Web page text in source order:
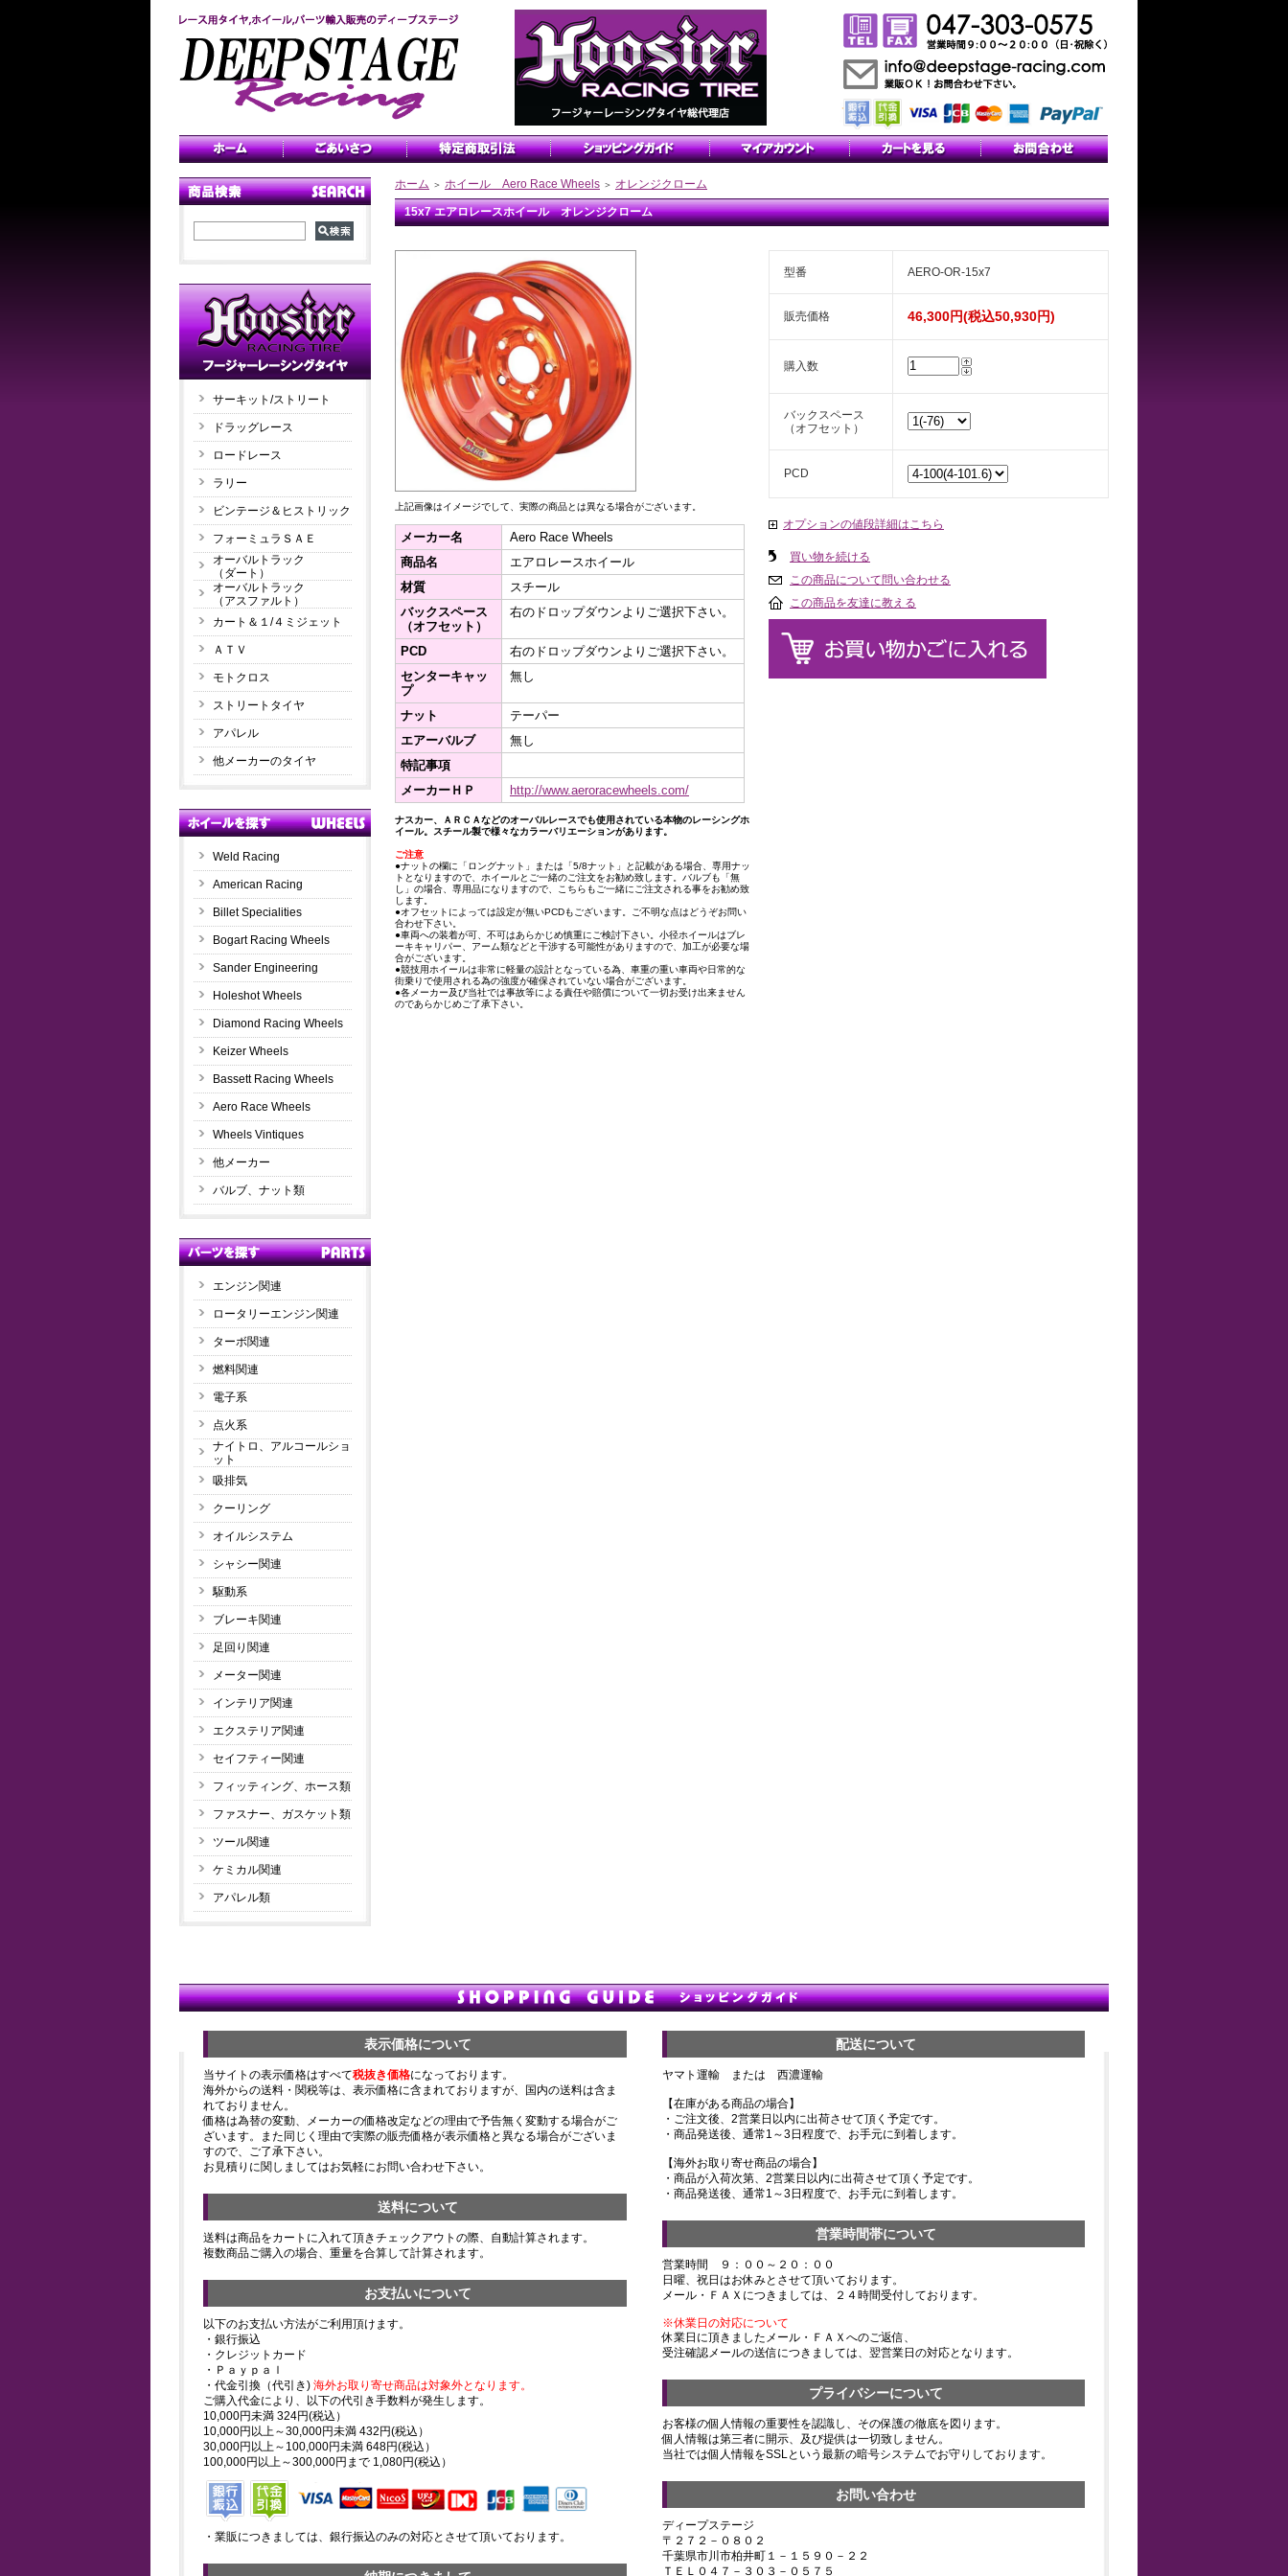
サーキット/ストリート
ドラッグレース
ロードレース
ラリー
ビンテージ＆ヒストリック
フォーミュラＳＡＥ
オーバルトラック
（ダート）
オーバルトラック
（アスファルト）
カート＆１/４ミジェット
ＡＴＶ
モトクロス
ストリートタイヤ
アパレル
他メーカーのタイヤ
Weld Racing
American Racing
Billet Specialities
Bogart Racing Wheels
Sander Engineering
Holeshot Wheels
Diamond Racing Wheels
Keizer Wheels
Bassett Racing Wheels
Aero Race Wheels
Wheels Vintiques
他メーカー
バルブ、ナット類
エンジン関連
ロータリーエンジン関連
ターボ関連
燃料関連
電子系
点火系
ナイトロ、アルコールショ
ット
吸排気
クーリング
オイルシステム
シャシー関連
駆動系
ブレーキ関連
足回り関連
メーター関連
インテリア関連
エクステリア関連
セイフティー関連
フィッティング、ホース類
ファスナー、ガスケット類
ツール関連
ケミカル関連
アパレル類
ホーム ＞ ホイール Aero Race Wheels ＞ オレンジクローム
15x7 エアロレースホイール オレンジクローム
上記画像はイメージでして、実際の商品とは異なる場合がございます。
メーカー名
Aero Race Wheels
商品名
エアロレースホイール
材質
スチール
バックスペース
（オフセット）
右のドロップダウンよりご選択下さい。
PCD
右のドロップダウンよりご選択下さい。
センターキャッ
プ
無し
ナット
テーパー
エアーバルブ
無し
特記事項
メーカーＨＰ
http://www.aeroracewheels.com/
ナスカー、ＡＲＣＡなどのオーバルレースでも使用されている本物のレーシングホ
イール。スチール製で様々なカラーバリエーションがあります。
ご注意
●ナットの欄に「ロングナット」または「5/8ナット」と記載がある場合、専用ナッ
トとなりますので、ホイールとご一緒のご注文をお勧め致します。バルブも「無
し」の場合、専用品になりますので、こちらもご一緒にご注文される事をお勧め致
します。
●オフセットによっては設定が無いPCDもございます。ご不明な点はどうぞお問い
合わせ下さい。
●車両への装着が可、不可はあらかじめ慎重にご検討下さい。小径ホイールはブレ
ーキキャリパー、アーム類などと干渉する可能性がありますので、加工が必要な場
合がございます。
●競技用ホイールは非常に軽量の設計となっている為、車重の重い車両や日常的な
街乗りで使用される為の強度が確保されていない場合がございます。
●各メーカー及び当社では事故等による責任や賠償について一切お受け出来ません
のであらかじめご了承下さい。
型番 AERO-OR-15x7
販売価格 46,300円(税込50,930円)
購入数
バックスペース
（オフセット）
PCD
オプションの値段詳細はこちら
買い物を続ける
この商品について問い合わせる
この商品を友達に教える
表示価格について
当サイトの表示価格はすべて税抜き価格になっております。
海外からの送料・関税等は、表示価格に含まれておりますが、国内の送料は含ま
れておりません。
価格は為替の変動、メーカーの価格改定などの理由で予告無く変動する場合がご
ざいます。また同じく理由で実際の販売価格が表示価格と異なる場合がございま
すので、ご了承下さい。
お見積りに関しましてはお気軽にお問い合わせ下さい。
送料について
送料は商品をカートに入れて頂きチェックアウトの際、自動計算されます。
複数商品ご購入の場合、重量を合算して計算されます。
お支払いについて
以下のお支払い方法がご利用頂けます。
・銀行振込
・クレジットカード
・Ｐａｙｐａｌ
・代金引換（代引き) 海外お取り寄せ商品は対象外となります。
ご購入代金により、以下の代引き手数料が発生します。
10,000円未満 324円(税込）
10,000円以上～30,000円未満 432円(税込）
30,000円以上～100,000円未満 648円(税込）
100,000円以上～300,000円まで 1,080円(税込）
・業販につきましては、銀行振込のみの対応とさせて頂いております。
配送について
ヤマト運輸 または 西濃運輸
【在庫がある商品の場合】
・ご注文後、2営業日以内に出荷させて頂く予定です。
・商品発送後、通常1～3日程度で、お手元に到着します。
【海外お取り寄せ商品の場合】
・商品が入荷次第、2営業日以内に出荷させて頂く予定です。
・商品発送後、通常1～3日程度で、お手元に到着します。
営業時間帯について
営業時間 ９：００～２０：００
日曜、祝日はお休みとさせて頂いております。
メール・ＦＡＸにつきましては、２４時間受付しております。
※休業日の対応について
休業日に頂きましたメール・ＦＡＸへのご返信、
受注確認メールの送信につきましては、翌営業日の対応となります。
プライバシーについて
お客様の個人情報の重要性を認識し、その保護の徹底を図ります。
個人情報は第三者に開示、及び提供は一切致しません。
当社では個人情報をSSLという最新の暗号システムでお守りしております。
お問い合わせ
ディープステージ
〒２７２－０８０２
千葉県市川市柏井町１－１５９０－２２
ＴＥＬ０４７－３０３－０５７５